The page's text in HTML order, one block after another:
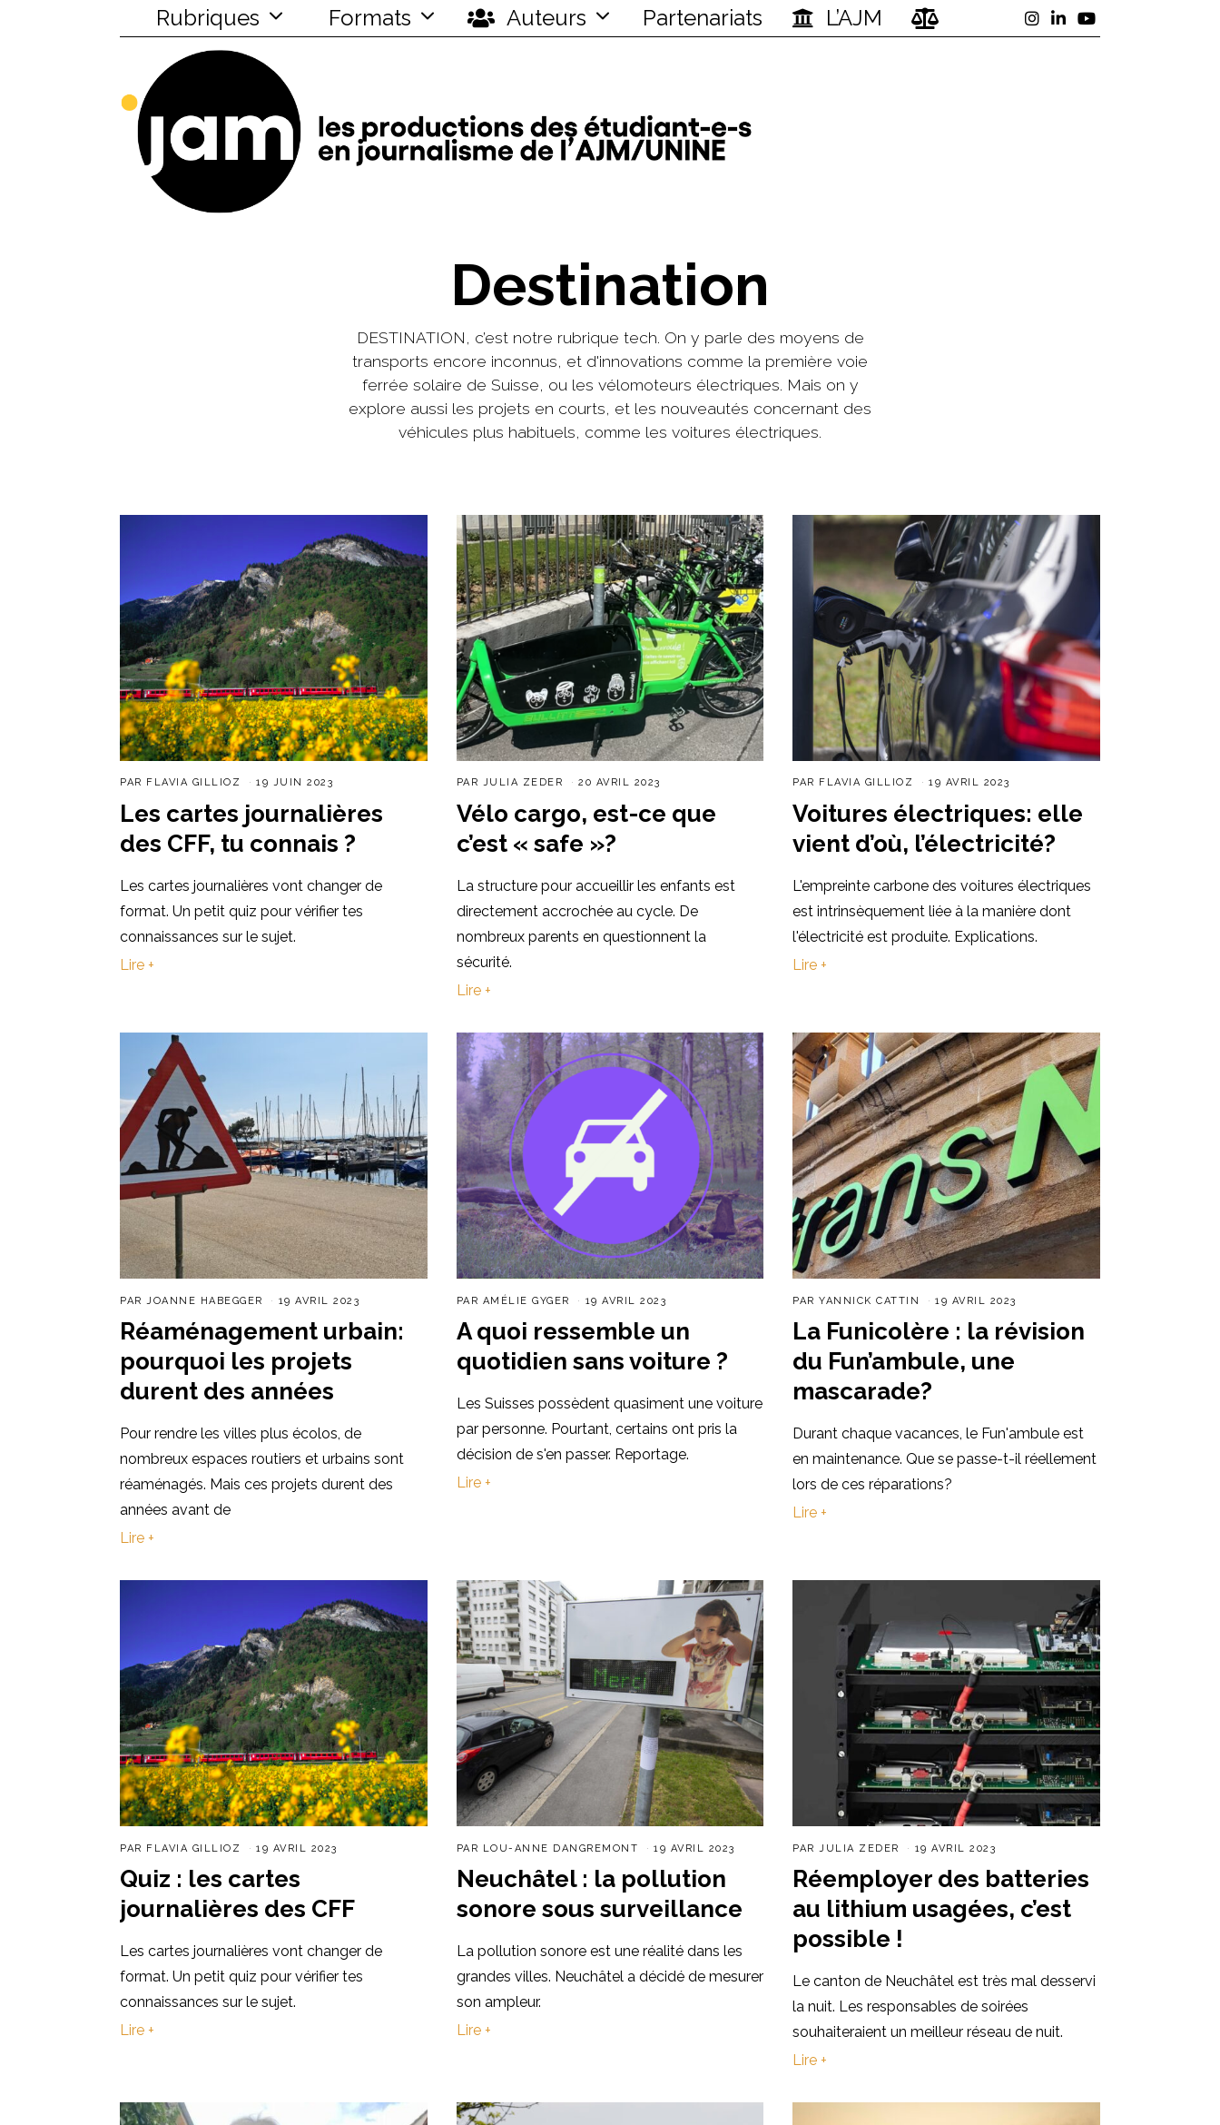
Rubriques Formats Auteurs Partenariats L’AJM
Destination
DESTINATION, c’est notre rubrique tech. On y parle des moyens de
transports encore inconnus, et d'innovations comme la première voie
ferrée solaire de Suisse, ou les vélomoteurs électriques. Mais on y
explore aussi les projets en courts, et les nouveautés concernant des
véhicules plus habituels, comme les voitures électriques.
PAR FLAVIA GILLIOZ 19 JUIN 2023
Les cartes journalières
des CFF, tu connais ?
Les cartes journalières vont changer de
format. Un petit quiz pour vérifier tes
connaissances sur le sujet.
Lire +
PAR JULIA ZEDER 20 AVRIL 2023
Vélo cargo, est-ce que
c’est « safe »?
La structure pour accueillir les enfants est
directement accrochée au cycle. De
nombreux parents en questionnent la
sécurité.
Lire +
PAR FLAVIA GILLIOZ 19 AVRIL 2023
Voitures électriques: elle
vient d’où, l’électricité?
L'empreinte carbone des voitures électriques
est intrinsèquement liée à la manière dont
l'électricité est produite. Explications.
Lire +
PAR JOANNE HABEGGER 19 AVRIL 2023
Réaménagement urbain:
pourquoi les projets
durent des années
Pour rendre les villes plus écolos, de
nombreux espaces routiers et urbains sont
réaménagés. Mais ces projets durent des
années avant de
Lire +
PAR AMÉLIE GYGER 19 AVRIL 2023
A quoi ressemble un
quotidien sans voiture ?
Les Suisses possèdent quasiment une voiture
par personne. Pourtant, certains ont pris la
décision de s'en passer. Reportage.
Lire +
PARYANNICK CATTIN 19 AVRIL 2023
La Funicolère : la révision
du Fun’ambule, une
mascarade?
Durant chaque vacances, le Fun'ambule est
en maintenance. Que se passe-t-il réellement
lors de ces réparations?
Lire +
PAR FLAVIA GILLIOZ 19 AVRIL 2023
Quiz : les cartes
journalières des CFF
Les cartes journalières vont changer de
format. Un petit quiz pour vérifier tes
connaissances sur le sujet.
Lire +
PAR LOU-ANNE DANGREMONT 19 AVRIL 2023
Neuchâtel : la pollution
sonore sous surveillance
La pollution sonore est une réalité dans les
grandes villes. Neuchâtel a décidé de mesurer
son ampleur.
Lire +
PARJULIA ZEDER 19 AVRIL 2023
Réemployer des batteries
au lithium usagées, c’est
possible !
Le canton de Neuchâtel est très mal desservi
la nuit. Les responsables de soirées
souhaiteraient un meilleur réseau de nuit.
Lire +